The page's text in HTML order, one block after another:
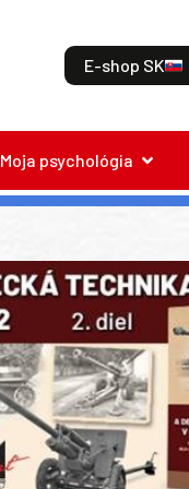
E-shop SK
Moja psychológia